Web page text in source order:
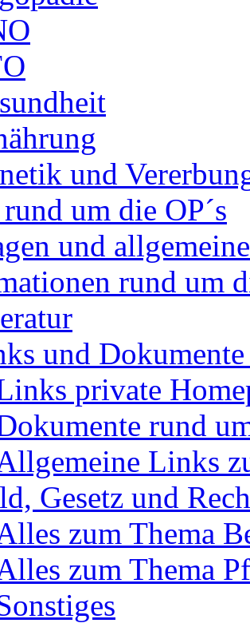
und
um die OP´s
und
rund um
und
private
rund
Links
Gesetz und
zum Thema
zum Thema